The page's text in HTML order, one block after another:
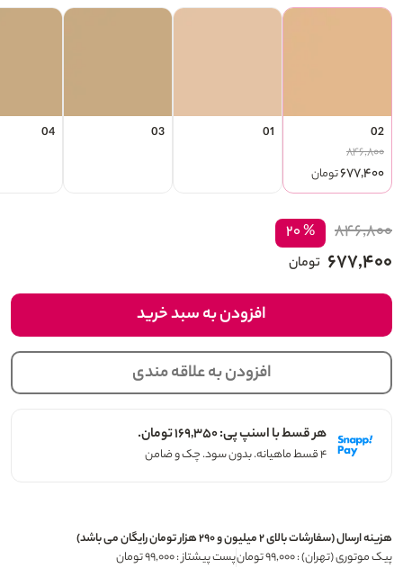
02
۸۴۶,۸۰۰
۶۷۷,۴۰۰تومان
01
03
04
۸۴۶,۸۰۰ % ۲۰
۶۷۷,۴۰۰ تومان
افزودن به سبد خرید
افزودن به علاقه مندی
هر قسط با اسنپ پی: ۱۶۹,۳۵۰ تومان.
۴ قسط ماهیانه. بدون سود. چک و ضامن
هزینه ارسال (سفارشات بالای ۲ میلیون و ۲۹۰ هزار تومان رایگان می باشد)
پیک موتوری (تهران) : ۹۹,۰۰۰ تومان
پست پیشتاز : ۹۹,۰۰۰ تومان